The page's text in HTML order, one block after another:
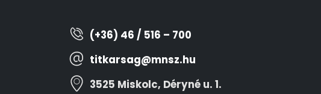
(+36) 46 / 516 – 700
titkarsag@mnsz.hu
3525 Miskolc, Déryné u. 1.